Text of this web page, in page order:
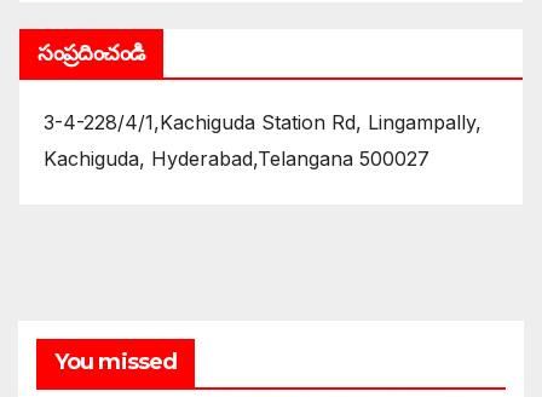
సంప్రదించండి
3-4-228/4/1,Kachiguda Station Rd, Lingampally,
Kachiguda, Hyderabad,Telangana 500027
You missed